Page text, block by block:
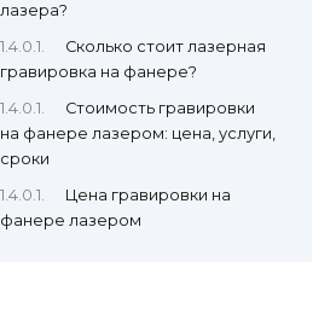
лазера?
Сколько стоит лазерная
гравировка на фанере?
Стоимость гравировки
на фанере лазером: цена, услуги,
сроки
Цена гравировки на
фанере лазером